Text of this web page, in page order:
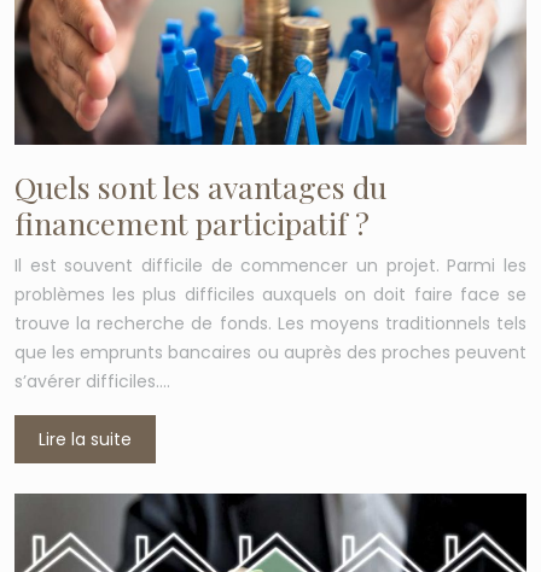
Quels sont les avantages du
financement participatif ?
Il est souvent difficile de commencer un projet. Parmi les
problèmes les plus difficiles auxquels on doit faire face se
trouve la recherche de fonds. Les moyens traditionnels tels
que les emprunts bancaires ou auprès des proches peuvent
s’avérer difficiles….
Lire la suite